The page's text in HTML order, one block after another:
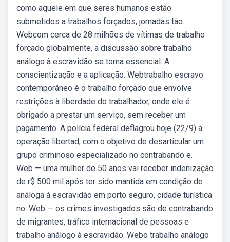
como aquele em que seres humanos estão
submetidos a trabalhos forçados, jornadas tão.
Webcom cerca de 28 milhões de vítimas de trabalho
forçado globalmente, a discussão sobre trabalho
análogo à escravidão se torna essencial. A
conscientização e a aplicação. Webtrabalho escravo
contemporâneo é o trabalho forçado que envolve
restrições à liberdade do trabalhador, onde ele é
obrigado a prestar um serviço, sem receber um
pagamento. A polícia federal deflagrou hoje (22/9) a
operação libertad, com o objetivo de desarticular um
grupo criminoso especializado no contrabando e.
Web — uma mulher de 50 anos vai receber indenização
de r$ 500 mil após ter sido mantida em condição de
análoga à escravidão em porto seguro, cidade turística
no. Web — os crimes investigados são de contrabando
de migrantes, tráfico internacional de pessoas e
trabalho análogo à escravidão. Webo trabalho análogo